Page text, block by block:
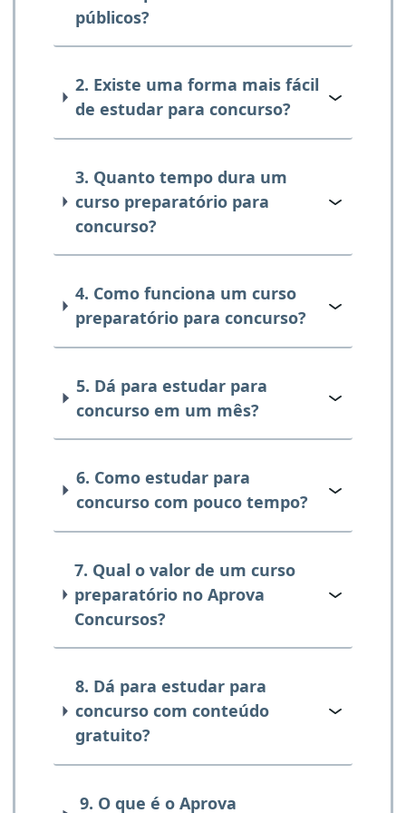
públicos?
2. Existe uma forma mais fácil
de estudar para concurso?
3. Quanto tempo dura um
curso preparatório para
concurso?
4. Como funciona um curso
preparatório para concurso?
5. Dá para estudar para
concurso em um mês?
6. Como estudar para
concurso com pouco tempo?
7. Qual o valor de um curso
preparatório no Aprova
Concursos?
8. Dá para estudar para
concurso com conteúdo
gratuito?
9. O que é o Aprova